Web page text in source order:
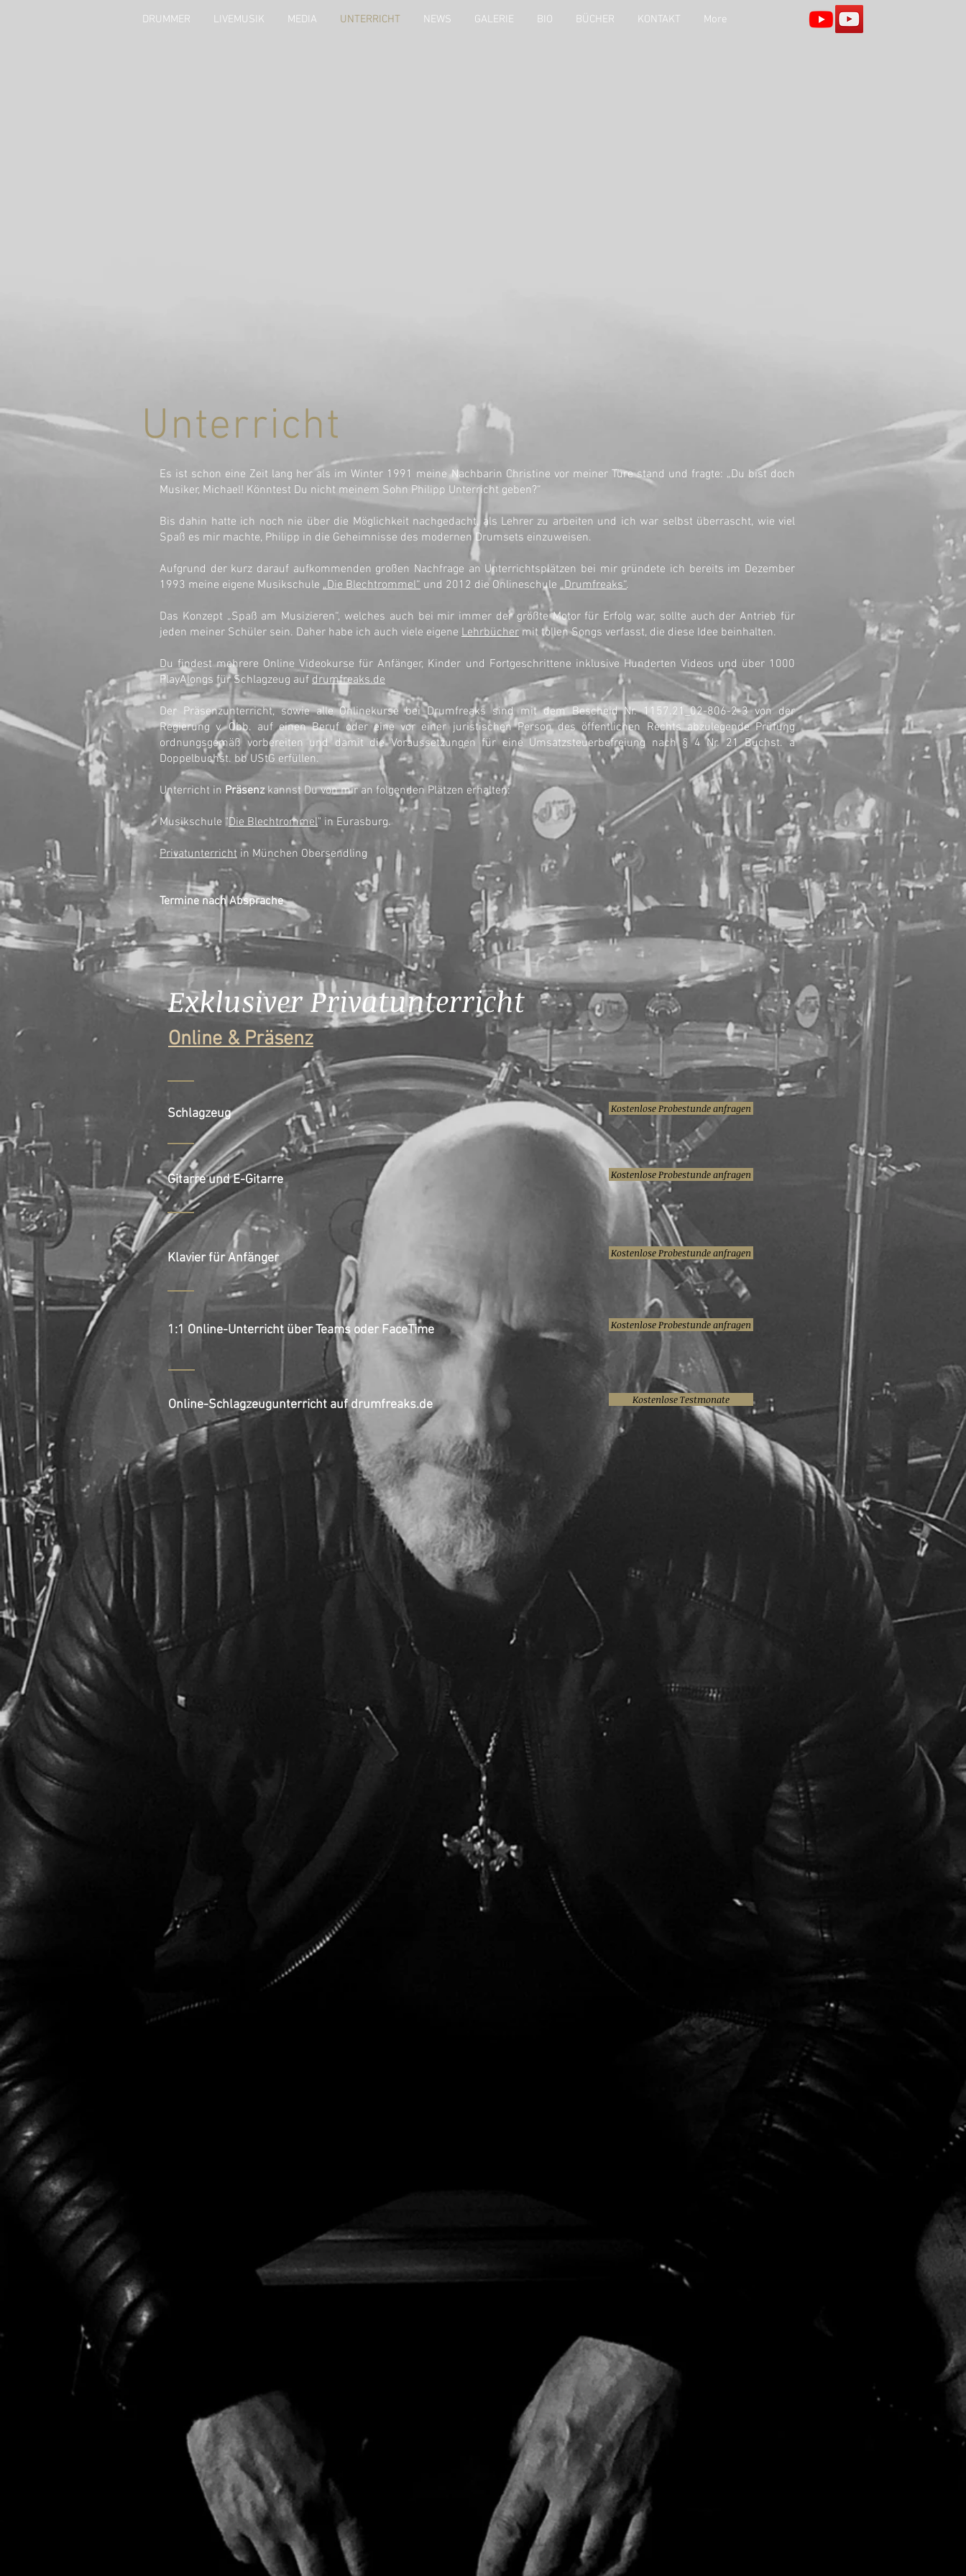
DRUMMER LIVEMUSIK MEDIA UNTERRICHT NEWS GALERIE BIO BÜCHER KONTAKT More
Unterricht
Es ist schon eine Zeit lang her als im Winter 1991 meine Nachbarin Christine vor meiner Türe stand und fragte: „Du bist doch
Musiker, Michael! Könntest Du nicht meinem Sohn Philipp Unterricht geben?“
Bis dahin hatte ich noch nie über die Möglichkeit nachgedacht, als Lehrer zu arbeiten und ich war selbst überrascht, wie viel
Spaß es mir machte, Philipp in die Geheimnisse des modernen Drumsets einzuweisen.
Aufgrund der kurz darauf aufkommenden großen Nachfrage an Unterrichtsplätzen bei mir gründete ich bereits im Dezember
1993 meine eigene Musikschule „Die Blechtrommel“ und 2012 die Onlineschule „Drumfreaks“.
Das Konzept „Spaß am Musizieren“, welches auch bei mir immer der größte Motor für Erfolg war, sollte auch der Antrieb für
jeden meiner Schüler sein. Daher habe ich auch viele eigene Lehrbücher mit tollen Songs verfasst, die diese Idee beinhalten.
Du findest mehrere Online Videokurse für Anfänger, Kinder und Fortgeschrittene inklusive Hunderten Videos und über 1000
PlayAlongs für Schlagzeug auf drumfreaks.de
Der Präsenzunterricht, sowie alle Onlinekurse bei Drumfreaks sind mit dem Bescheid Nr. 1157.21_02-806-2-3 von der
Regierung v. Obb. auf einen Beruf oder eine vor einer juristischen Person des öffentlichen Rechts abzulegende Prüfung
ordnungsgemäß vorbereiten und damit die Voraussetzungen für eine Umsatzsteuerbefreiung nach § 4 Nr. 21 Buchst. a
Doppelbuchst. bb UStG erfüllen.
Unterricht in Präsenzkannst Du von mir an folgenden Plätzen erhalten:
Musikschule "Die Blechtrommel" in Eurasburg.
Privatunterricht in München Obersendling
Termine nach Absprache
Exklusiver Privatunterricht
Online & Präsenz
Schlagzeug Kostenlose Probestunde anfragen
Gitarre und E-Gitarre Kostenlose Probestunde anfragen
Klavier für Anfänger
1:1 Online-Unterricht über Teams oder FaceTime
Kostenlose Probestunde anfragen
Kostenlose Probestunde anfragen
Online-Schlagzeugunterricht auf drumfreaks.de Kostenlose Testmonate